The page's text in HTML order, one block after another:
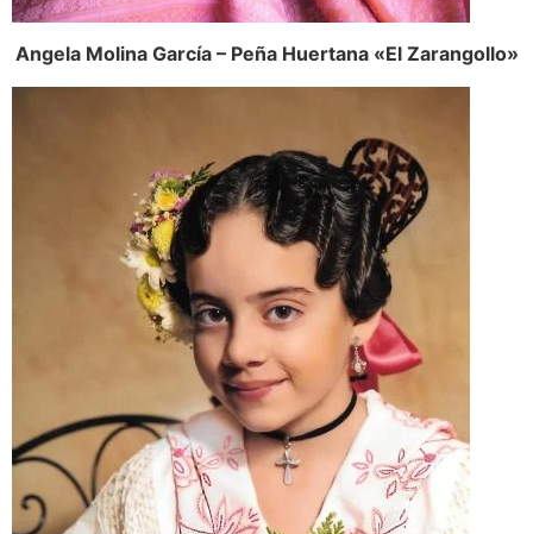
Angela Molina García – Peña Huertana «El Zarangollo»